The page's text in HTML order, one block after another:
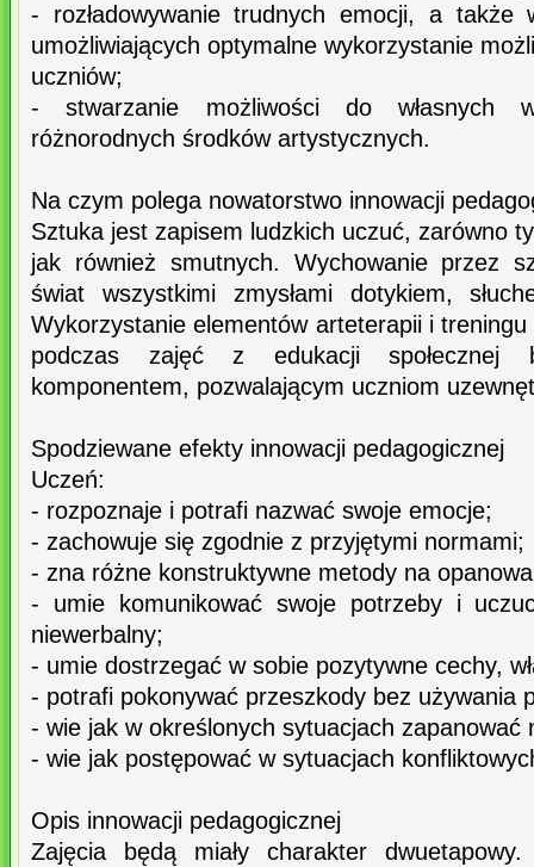
- rozładowywanie trudnych emocji, a także
umożliwiających optymalne wykorzystanie
uczniów;
- stwarzanie możliwości do własnych
różnorodnych środków artystycznych.
Na czym polega nowatorstwo innowacji
Sztuka jest zapisem ludzkich uczuć, zarówno
jak również smutnych. Wychowanie przez
świat wszystkimi zmysłami dotykiem,
Wykorzystanie elementów arteterapii i treningu
podczas zajęć z edukacji społecznej
komponentem, pozwalającym uczniom
Spodziewane efekty innowacji pedagogicznej
Uczeń:
- rozpoznaje i potrafi nazwać swoje emocje;
- zachowuje się zgodnie z przyjętymi normami;
- zna różne konstruktywne metody na
- umie komunikować swoje potrzeby i
niewerbalny;
- umie dostrzegać w sobie pozytywne cechy,
- potrafi pokonywać przeszkody bez używania
- wie jak w określonych sytuacjach zapanować
- wie jak postępować w sytuacjach
Opis innowacji pedagogicznej
Zajęcia będą miały charakter